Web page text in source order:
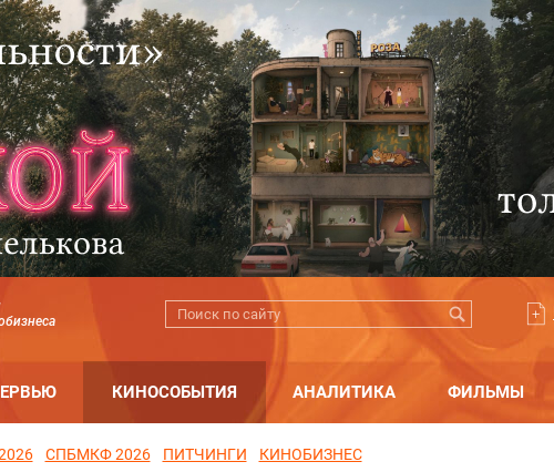
КИНОСОБЫТИЯ АНАЛИТИКА ФИЛЬМЫ
СПБМКФ 2026 ПИТЧИНГИ КИНОБИЗНЕС